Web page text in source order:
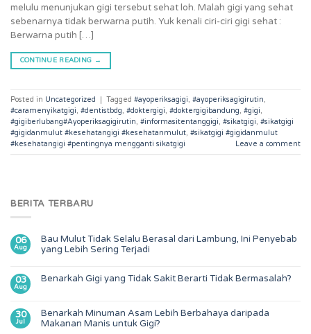
melulu menunjukan gigi tersebut sehat loh. Malah gigi yang sehat
sebenarnya tidak berwarna putih. Yuk kenali ciri-ciri gigi sehat :
Berwarna putih […]
CONTINUE READING →
Posted in Uncategorized | Tagged #ayoperiksagigi, #ayoperiksagigirutin,
#caramenyikatgigi, #dentistbdg, #doktergigi, #doktergigibandung, #gigi,
#gigiberlubang#Ayoperiksagigirutin, #informasitentanggigi, #sikatgigi, #sikatgigi
#gigidanmulut #kesehatangigi #kesehatanmulut, #sikatgigi #gigidanmulut
#kesehatangigi #pentingnya mengganti sikatgigi
Leave a comment
BERITA TERBARU
06
Aug
Bau Mulut Tidak Selalu Berasal dari Lambung, Ini Penyebab
yang Lebih Sering Terjadi
03
Aug
Benarkah Gigi yang Tidak Sakit Berarti Tidak Bermasalah?
30
Jul
Benarkah Minuman Asam Lebih Berbahaya daripada
Makanan Manis untuk Gigi?